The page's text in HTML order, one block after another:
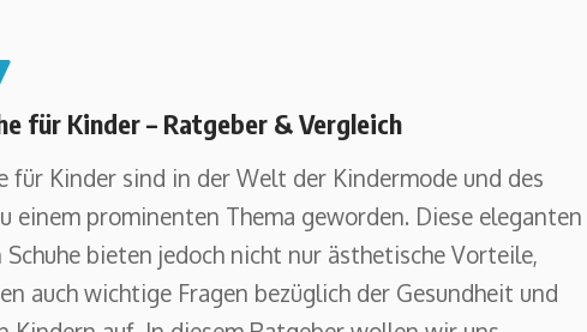
für Kinder – Ratgeber & Vergleich
für Kinder sind in der Welt der Kindermode und des
einem prominenten Thema geworden. Diese eleganten
bieten jedoch nicht nur ästhetische Vorteile,
auch wichtige Fragen bezüglich der Gesundheit und